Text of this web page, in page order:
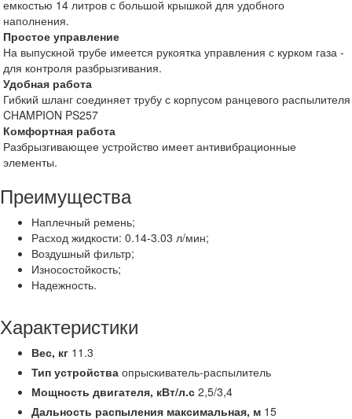
емкостью 14 литров с большой крышкой для удобного
наполнения.
Простое управление
На выпускной трубе имеется рукоятка управления с курком газа -
для контроля разбрызгивания.
Удобная работа
Гибкий шланг соединяет трубу с корпусом ранцевого распылителя
CHAMPION PS257
Комфортная работа
Разбрызгивающее устройство имеет антивибрационные
элементы.
Преимущества
Наплечный ремень;
Расход жидкости: 0.14-3.03 л/мин;
Воздушный фильтр;
Износостойкость;
Надежность.
Характеристики
Вес, кг 11.3
Тип устройства опрыскиватель-распылитель
Мощность двигателя, кВт/л.с 2,5/3,4
Дальность распыления максимальная, м 15